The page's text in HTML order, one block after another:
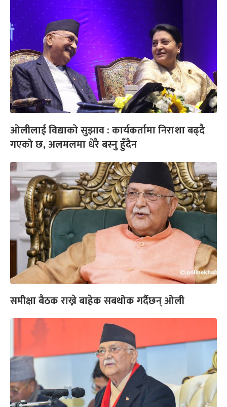
ओलीलाई विद्याको सुझाव : कार्यकर्तामा निराशा बढ्दै
गएको छ, अलमलमा धेरै बस्नु हुँदैन
समीक्षा बैठक राख्ने बाहेक सबथोक गर्दैछन् ओली